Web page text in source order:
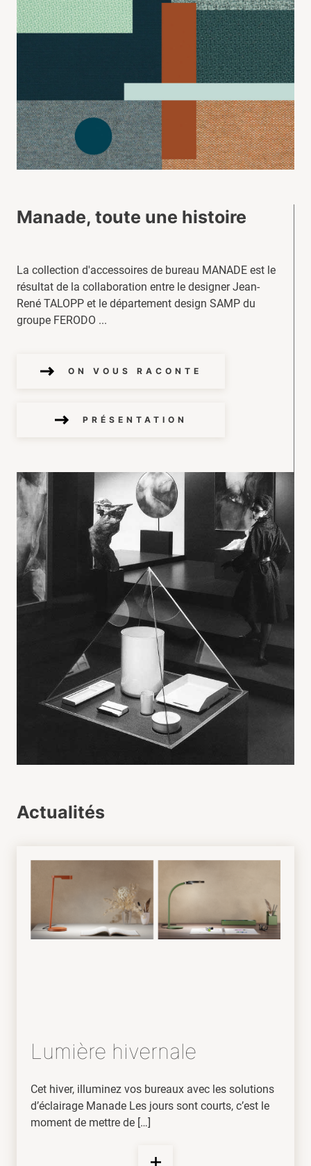
Manade, toute une histoire
La collection d'accessoires de bureau MANADE est le
résultat de la collaboration entre le designer Jean-
René TALOPP et le département design SAMP du
groupe FERODO ...
ON VOUS RACONTE
PRÉSENTATION
Actualités
Lumière hivernale
Cet hiver, illuminez vos bureaux avec les solutions
d’éclairage Manade Les jours sont courts, c’est le
moment de mettre de […]